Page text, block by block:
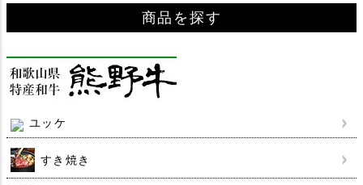
商品を探す
ユッケ
すき焼き